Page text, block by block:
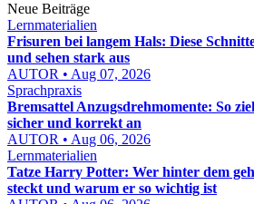
Neue Beiträge
Lernmaterialien
Frisuren bei langem Hals: Diese
und sehen stark aus
AUTOR • Aug 07, 2026
Sprachpraxis
Bremsattel Anzugsdrehmomente: So
sicher und korrekt an
AUTOR • Aug 06, 2026
Lernmaterialien
Tatze Harry Potter: Wer hinter dem
steckt und warum er so wichtig ist